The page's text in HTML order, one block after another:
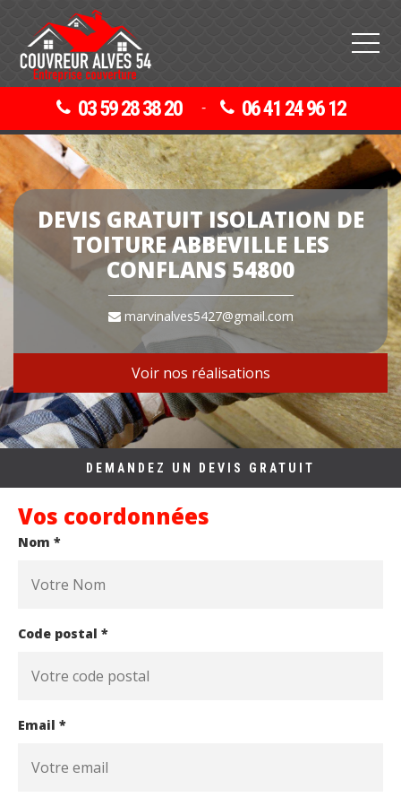
03 59 28 38 20 - 06 41 24 96 12
DEVIS GRATUIT ISOLATION DE
TOITURE ABBEVILLE LES
CONFLANS 54800
marvinalves5427@gmail.com
Voir nos réalisations
DEMANDEZ UN DEVIS GRATUIT
Vos coordonnées
Nom *
Code postal *
Email *